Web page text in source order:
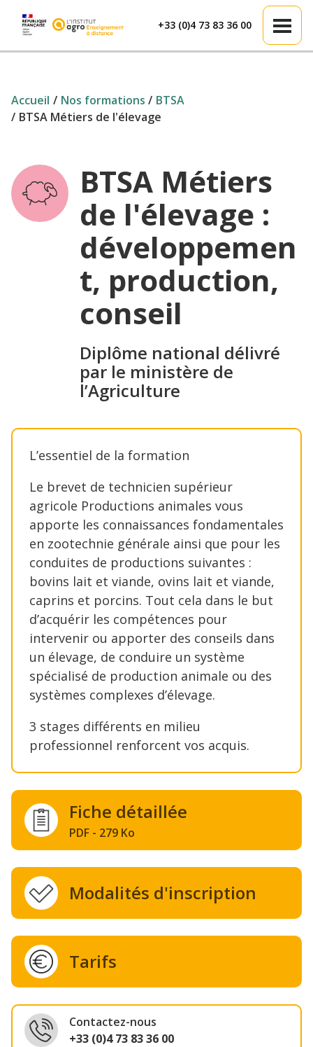
+33 (0)4 73 83 36 00
Accueil Nos formations
BTSA
BTSA Métiers de l'élevage
BTSA Métiers
de l'élevage :
développemen
t, production,
conseil
Diplôme national délivré
par le ministère de
l’Agriculture
L’essentiel de la formation
Le brevet de technicien supérieur
agricole Productions animales vous
apporte les connaissances fondamentales
en zootechnie générale ainsi que pour les
conduites de productions suivantes :
bovins lait et viande, ovins lait et viande,
caprins et porcins. Tout cela dans le but
d’acquérir les compétences pour
intervenir ou apporter des conseils dans
un élevage, de conduire un système
spécialisé de production animale ou des
systèmes complexes d’élevage.
3 stages différents en milieu
professionnel renforcent vos acquis.
Fiche détaillée
PDF - 279 Ko
Modalités d'inscription
Tarifs
Contactez-nous
+33 (0)4 73 83 36 00